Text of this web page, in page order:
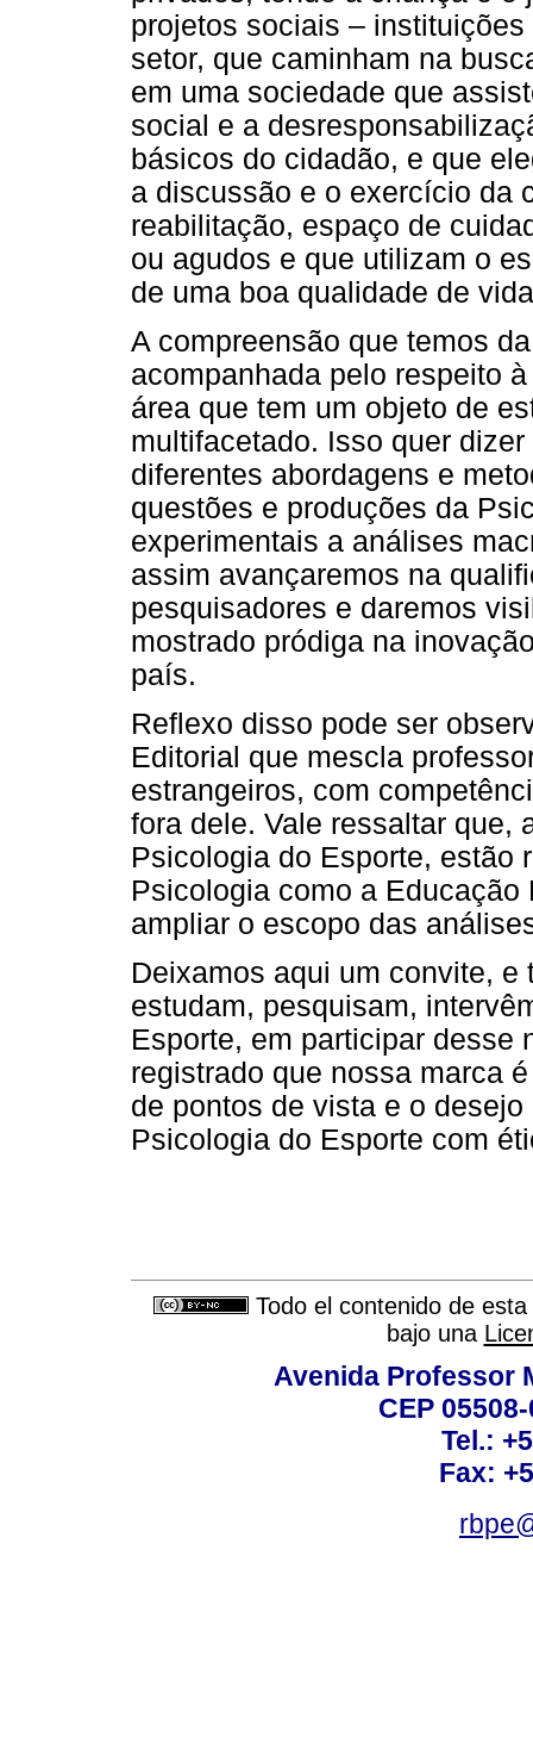
projetos sociais –
setor, que caminham na
em uma sociedade que
social e a
básicos do cidadão, e que
a discussão e o exercício da
reabilitação, espaço de
ou agudos e que utilizam o
de uma boa qualidade de
A compreensão que temos
acompanhada pelo respeito
área que tem um objeto de
multifacetado. Isso quer
diferentes abordagens e
questões e produções da
experimentais a análises
assim avançaremos na
pesquisadores e daremos
mostrado pródiga na
país.
Reflexo disso pode ser
Editorial que mescla
estrangeiros, com
fora dele. Vale ressaltar que,
Psicologia do Esporte, estão
Psicologia como a
ampliar o escopo das
Deixamos aqui um convite,
estudam, pesquisam,
Esporte, em participar desse
registrado que nossa marca
de pontos de vista e o
Psicologia do Esporte com
Todo el contenido de
bajo una
Avenida Professor
CEP
Tel.:
Fax: